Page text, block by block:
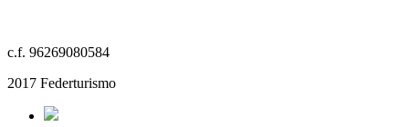
c.f. 96269080584
2017 Federturismo